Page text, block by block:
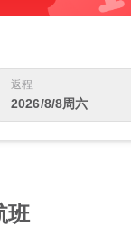
返程
2026/8/8周六
班